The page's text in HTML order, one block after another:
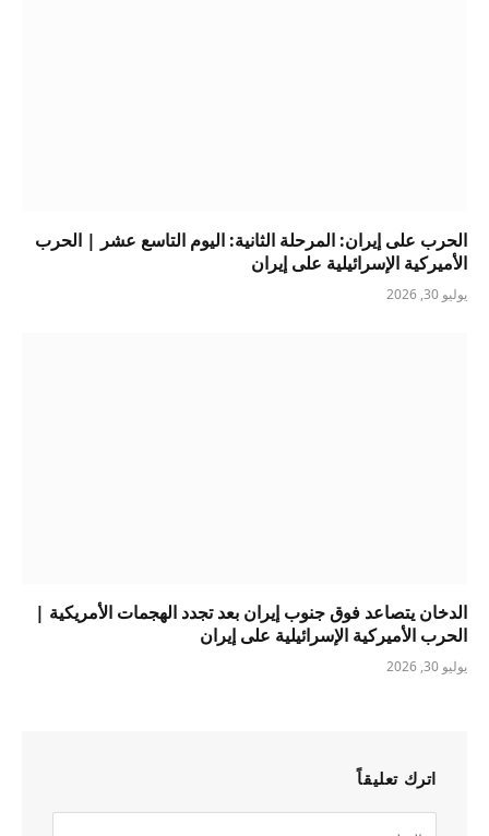
الحرب على إيران: المرحلة الثانية: اليوم التاسع عشر | الحرب
الأميركية الإسرائيلية على إيران
يوليو 30, 2026
الدخان يتصاعد فوق جنوب إيران بعد تجدد الهجمات الأمريكية |
الحرب الأميركية الإسرائيلية على إيران
يوليو 30, 2026
اترك تعليقاً